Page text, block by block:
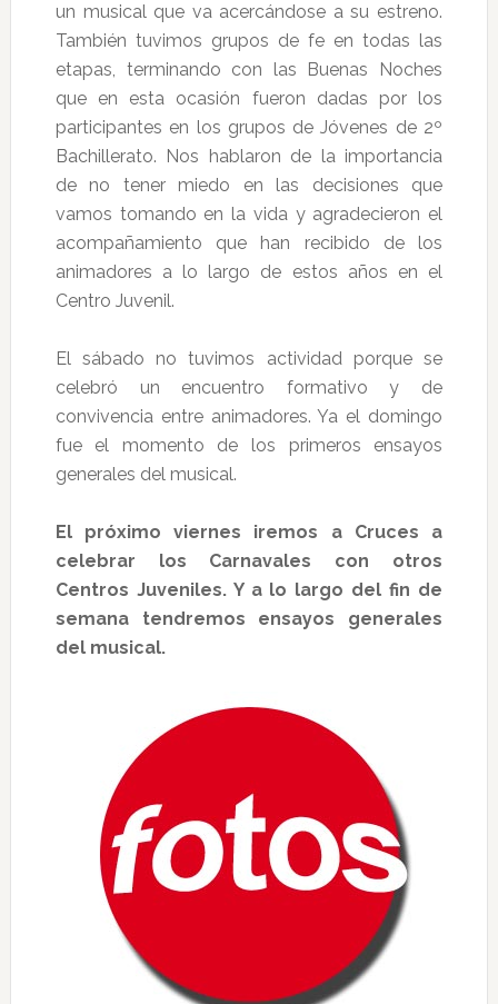
un musical que va acercándose a su estreno.
También tuvimos grupos de fe en todas las
etapas, terminando con las Buenas Noches
que en esta ocasión fueron dadas por los
participantes en los grupos de Jóvenes de 2º
Bachillerato. Nos hablaron de la importancia
de no tener miedo en las decisiones que
vamos tomando en la vida y agradecieron el
acompañamiento que han recibido de los
animadores a lo largo de estos años en el
Centro Juvenil.
El sábado no tuvimos actividad porque se
celebró un encuentro formativo y de
convivencia entre animadores. Ya el domingo
fue el momento de los primeros ensayos
generales del musical.
El próximo viernes iremos a Cruces a
celebrar los Carnavales con otros
Centros Juveniles. Y a lo largo del fin de
semana tendremos ensayos generales
del musical.